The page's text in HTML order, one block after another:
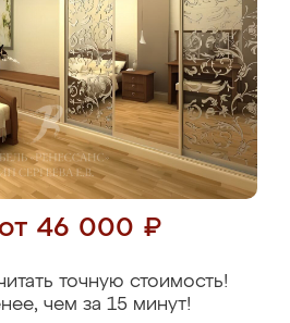
46 000 ₽
точную стоимость!
чем за 15 минут!